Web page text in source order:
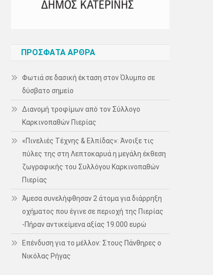
ΠΡΌΣΦΑΤΑ ΆΡΘΡΑ
Φωτιά σε δασική έκταση στον Όλυμπο σε
δύσβατο σημείο
Διανομή τροφίμων από τον Σύλλογο
Καρκινοπαθών Πιερίας
«Πινελιές Τέχνης & Ελπίδας»: Άνοιξε τις
πύλες της στη Λεπτοκαρυά η μεγάλη έκθεση
ζωγραφικής του Συλλόγου Καρκινοπαθών
Πιερίας
Άμεσα συνελήφθησαν 2 άτομα για διάρρηξη
οχήματος που έγινε σε περιοχή της Πιερίας
-Πήραν αντικείμενα αξίας 19.000 ευρώ
Επένδυση για το μέλλον: Στους Πάνθηρες ο
Νικόλας Ρήγας